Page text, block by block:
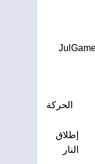
الحركة
إطلاق
النار